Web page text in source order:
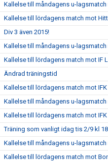
Kallelse till måndagens u-lagsmatch
Kallelse till lördagens match mot
Div 3 även 2015!
Kallelse till måndagens u-
Kallelse till lördagens match mot IF
Ändrad träningstid
Kallelse till lördagens match mot
Kallelse till måndagens u-
Kallelse till lördagens match mot
Träning som vanligt idag tis 2/9 kl
Kallelse till måndagens u-
Kallelse till lördagens match mot